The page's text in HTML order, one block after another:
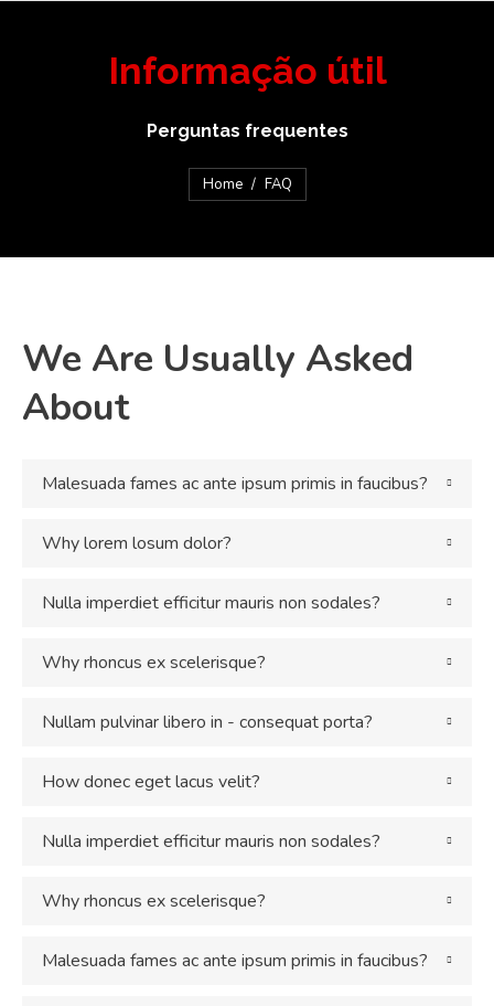
Informação útil
Perguntas frequentes
You are here:
Home FAQ
We Are Usually Asked
About
Malesuada fames ac ante ipsum primis in faucibus?
Why lorem losum dolor?
Nulla imperdiet efficitur mauris non sodales?
Why rhoncus ex scelerisque?
Nullam pulvinar libero in - consequat porta?
How donec eget lacus velit?
Nulla imperdiet efficitur mauris non sodales?
Why rhoncus ex scelerisque?
Malesuada fames ac ante ipsum primis in faucibus?